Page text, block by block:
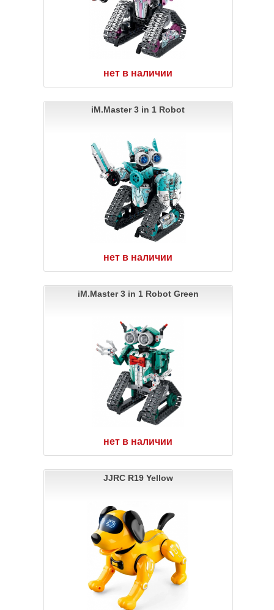
нет в наличии
iM.Master 3 in 1 Robot
нет в наличии
iM.Master 3 in 1 Robot Green
нет в наличии
JJRC R19 Yellow